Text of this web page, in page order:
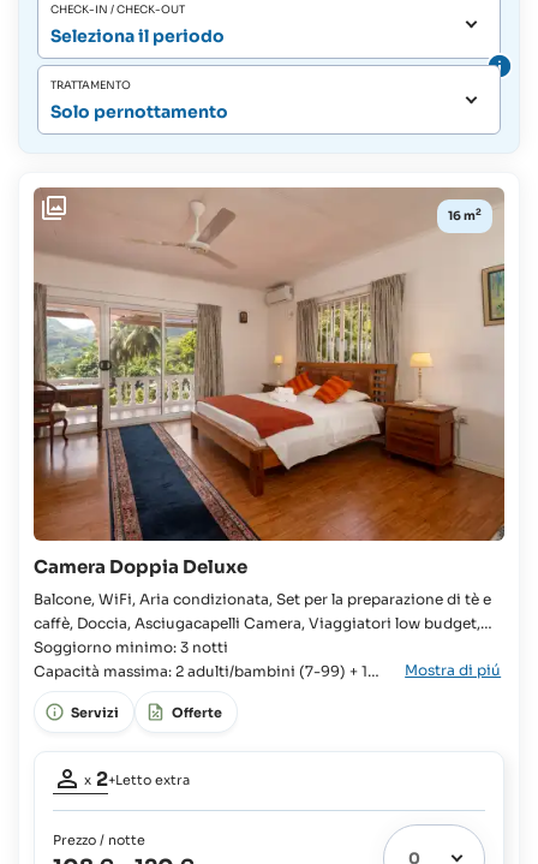
CHECK-IN / CHECK-OUT
Seleziona il periodo
TRATTAMENTO
Solo pernottamento
Camera Doppia Deluxe
16 m2
Balcone, WiFi, Aria condizionata, Set per la preparazione di tè e
caffè, Doccia, Asciugacapelli Camera, Viaggiatori low budget,
Camera, Letto king, Culla disponibile, Bagno in camera, WC,
Cucina in comune completamente attrezzata, Frigorifero, Piano
Soggiorno minimo: 3 notti
Capacità massima: 2 adulti/bambini (7-99) + 1
bambino (7-11)
Mostra di piú
Servizi Offerte
Partecipanti
Letto
x 2+Letto extra
Prezzo / notte